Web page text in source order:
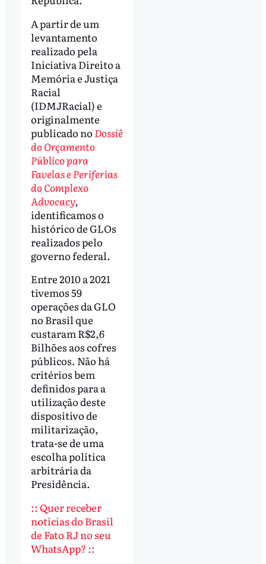
A partir de um
levantamento
realizado pela
Iniciativa Direito a
Memória e Justiça
Racial
(IDMJRacial) e
originalmente
publicado no Dossiê
do Orçamento
Público para
Favelas e Periferias
do Complexo
Advocacy,
identificamos o
histórico de GLOs
realizados pelo
governo federal.
Entre 2010 a 2021
tivemos 59
operações da GLO
no Brasil que
custaram R$2,6
Bilhões aos cofres
públicos. Não há
critérios bem
definidos para a
utilização deste
dispositivo de
militarização,
trata-se de uma
escolha política
arbitrária da
Presidência.
:: Quer receber
notícias do Brasil
de Fato RJ no seu
WhatsApp? ::